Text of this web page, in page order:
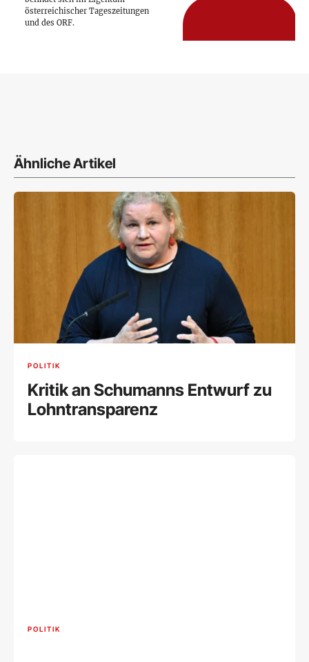
österreichischer Tageszeitungen
und des ORF.
Ähnliche Artikel
POLITIK
Kritik an Schumanns Entwurf zu
Lohntransparenz
POLITIK